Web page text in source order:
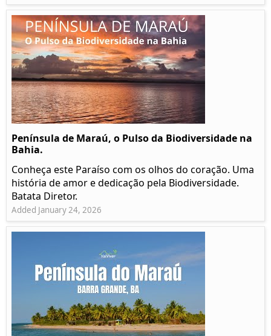
Península de Maraú, o Pulso da Biodiversidade na
Bahia.
Conheça este Paraíso com os olhos do coração. Uma
história de amor e dedicação pela Biodiversidade.
Batata Diretor.
Added January 24, 2026